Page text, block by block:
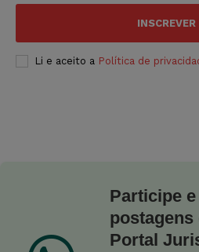
INSCREVER
Li e aceito a Política de
Participe
Portal